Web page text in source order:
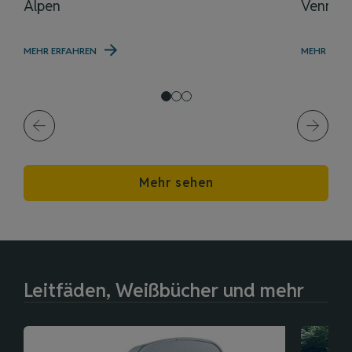
Alpen
MEHR ERFAHREN
Venn
MEHR
Mehr sehen
Leitfäden, Weißbücher und mehr